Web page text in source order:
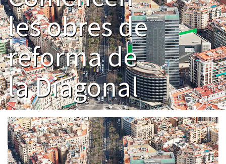
les obres de
reforma de
la Diagonal